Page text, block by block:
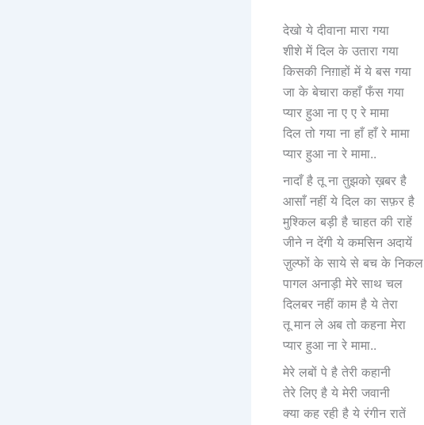
देखो ये दीवाना मारा गया
शीशे में दिल के उतारा गया
किसकी निग़ाहों में ये बस गया
जा के बेचारा कहाँ फँस गया
प्यार हुआ ना ए ए रे मामा
दिल तो गया ना हाँ हाँ रे मामा
प्यार हुआ ना रे मामा..
नादाँ है तू ना तुझको ख़बर है
आसाँ नहीं ये दिल का सफ़र है
मुश्किल बड़ी है चाहत की राहें
जीने न देंगी ये कमसिन अदायें
ज़ुल्फों के साये से बच के निकल
पागल अनाड़ी मेरे साथ चल
दिलबर नहीं काम है ये तेरा
तू मान ले अब तो कहना मेरा
प्यार हुआ ना रे मामा..
मेरे लबों पे है तेरी कहानी
तेरे लिए है ये मेरी जवानी
क्या कह रही है ये रंगीन रातें